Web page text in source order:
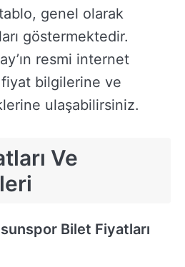
genel olarak
göstermektedir.
resmi internet
bilgilerine ve
ulaşabilirsiniz.
Ve
Bilet Fiyatları